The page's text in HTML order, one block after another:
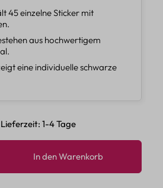
45 einzelne Sticker mit
aus hochwertigem
eine individuelle schwarze
1-4 Tage
Gib den gewünschten
In den Warenkorb